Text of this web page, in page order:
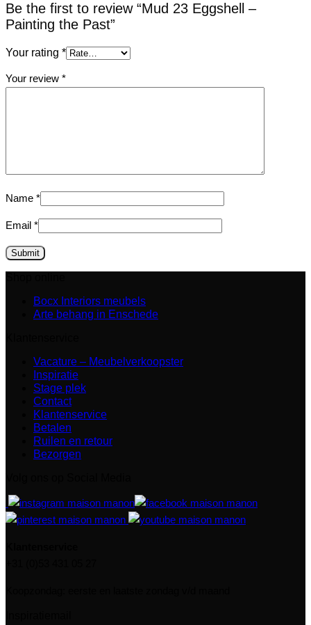
Be the first to review “Mud 23 Eggshell –
Painting the Past”
Your rating *
Your review *
Name *
Email *
Bocx Interiors meubels
Arte behang in Enschede
Vacature – Meubelverkoopster
Inspiratie
Stage plek
Contact
Klantenservice
Betalen
Ruilen en retour
Bezorgen